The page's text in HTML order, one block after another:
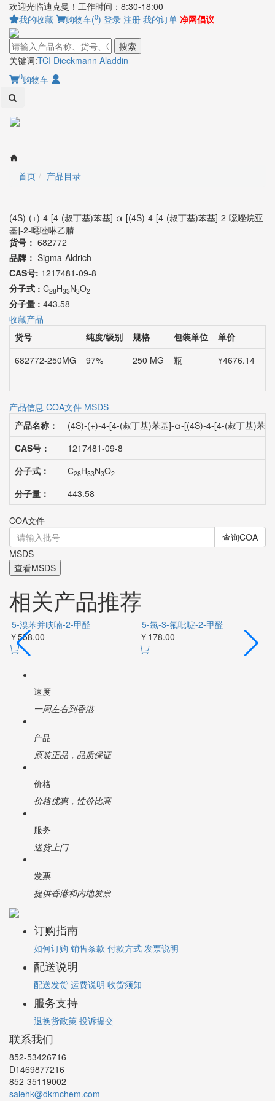
欢迎光临迪克曼！工作时间：8:30-18:00
我的收藏
购物车(0) 登录 注册 我的订单 净网倡议
搜索
关键词:TCI Dieckmann Aladdin
0购物车
首页 产品目录
(4S)-(+)-4-[4-(叔丁基)苯基]-α-[(4S)-4-[4-(叔丁基)苯基]-2-噁唑烷亚
基]-2-噁唑啉乙腈
货号： 682772
品牌： Sigma-Aldrich
CAS号: 1217481-09-8
分子式 : C28H33N3O2
分子量 : 443.58
收藏产品
货号
纯度/级别 规格 包装单位 单价
682772-250MG
97% 250 MG 瓶 ¥4676.14
产品信息 COA文件 MSDS
产品名称：
(4S)-(+)-4-[4-(叔丁基)苯基]-α-[(4S)-4-[4-(叔丁基)苯
CAS号：
1217481-09-8
分子式：
C28H33N3O2
分子量： 443.58
COA文件
查询COA
MSDS
查看MSDS
相关产品推荐
呋喃-2-甲醛
￥558.00
氟吡啶-2-甲醛
￥178.00
速度
一周左右到香港
产品
原装正品，品质保证
价格
价格优惠，性价比高
服务
送货上门
发票
订购指南
如何订购 销售条款
配送说明
配送发货 运费说明
服务支持
退换货政策
联系我们
852-53426716
D1469877216